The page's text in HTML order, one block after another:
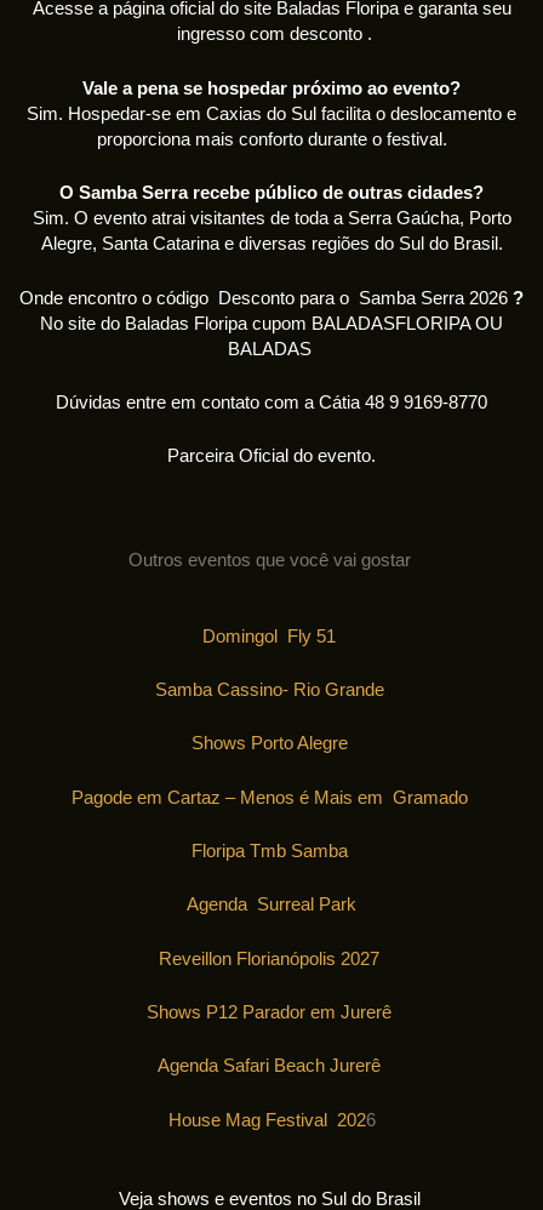
Acesse a página oficial do site Baladas Floripa e garanta seu
ingresso com desconto .
Vale a pena se hospedar próximo ao evento?
Sim. Hospedar-se em Caxias do Sul facilita o deslocamento e
proporciona mais conforto durante o festival.
O Samba Serra recebe público de outras cidades?
Sim. O evento atrai visitantes de toda a Serra Gaúcha, Porto
Alegre, Santa Catarina e diversas regiões do Sul do Brasil.
Onde encontro o código Desconto para o Samba Serra 2026 ?
No site do Baladas Floripa cupom BALADASFLORIPA OU
BALADAS
Dúvidas entre em contato com a Cátia 48 9 9169-8770
Parceira Oficial do evento.
Outros eventos que você vai gostar
Domingol Fly 51
Samba Cassino- Rio Grande
Shows Porto Alegre
Pagode em Cartaz – Menos é Mais em Gramado
Floripa Tmb Samba
Agenda Surreal Park
Reveillon Florianópolis 2027
Shows P12 Parador em Jurerê
Agenda Safari Beach Jurerê
House Mag Festival 2026
Veja shows e eventos no Sul do Brasil